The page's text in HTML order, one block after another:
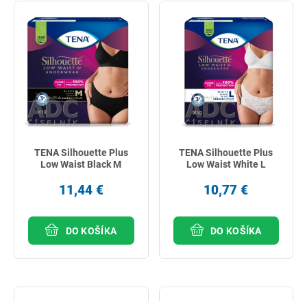
najdrahšie
najpredávanejšie
podľa názvu od A
TENA Silhouette Plus
Low Waist Black M
11,44 €
DO KOŠÍKA
TENA Silhouette Plus
Low Waist White L
10,77 €
DO KOŠÍKA